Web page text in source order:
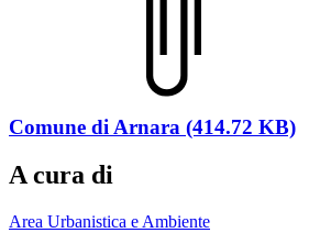
Comune di Arnara (414.72 KB)
A cura di
Area Urbanistica e Ambiente